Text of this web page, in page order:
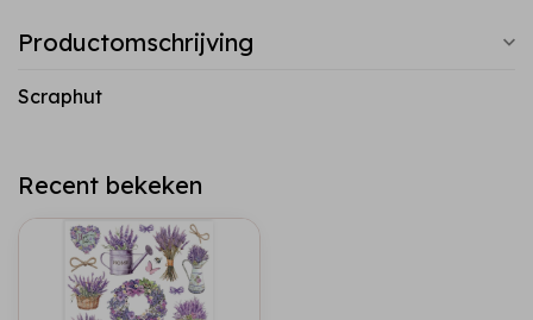
Productomschrijving
Scraphut
Recent bekeken